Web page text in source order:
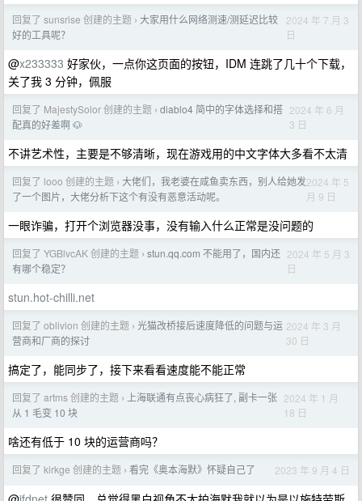
回复了 sunsrise 创建的主题 › 大家用什么网络测速/测延迟比较
好的工具呢？
2024 年 7 月 3
日
@x233333 好家伙，一点你这页面的按钮，IDM 连跳了几十个下载，
关了我 3 分钟，佩服
回复了 MajestySolor 创建的主题 › diablo4 简中的字体选择和搭
配真的好差啊 🐶
2024 年 6 月
3 日
不讲艺术性，主要是不够清晰，现在游戏用的中文字体大多看不太清
回复了 looo 创建的主题 › 大佬们，我老婆在咸鱼卖东西，别人给她发
了一个图片，大佬分析下这个有没有恶意活动呢。
2024 年 5
月 9 日
一眼诈骗，打开个浏览器没事，没有输入什么正常是没问题的
回复了 YGBlvcAK 创建的主题 › stun.qq.com 不能用了，国内还
有哪个稳定？
2024 年 5 月 3
日
stun.hot-chilli.net
回复了 oblivion 创建的主题 › 光猫改桥接后速度降低的问题与运
营商和厂商的探讨
2024 年 3 月
30 日
搞定了，能同步了，接下来看看速度能不能正常
回复了 artms 创建的主题 ›
上海联通有点丧心病狂了, 副卡一张
从 1 毛变 10 块
2024 年 1 月
18 日
啥还有低于 10 块的运营商吗？
回复了 kirkge 创建的主题 › 看完《奥本海默》怀疑自己了 2023 年 9 月 4 日